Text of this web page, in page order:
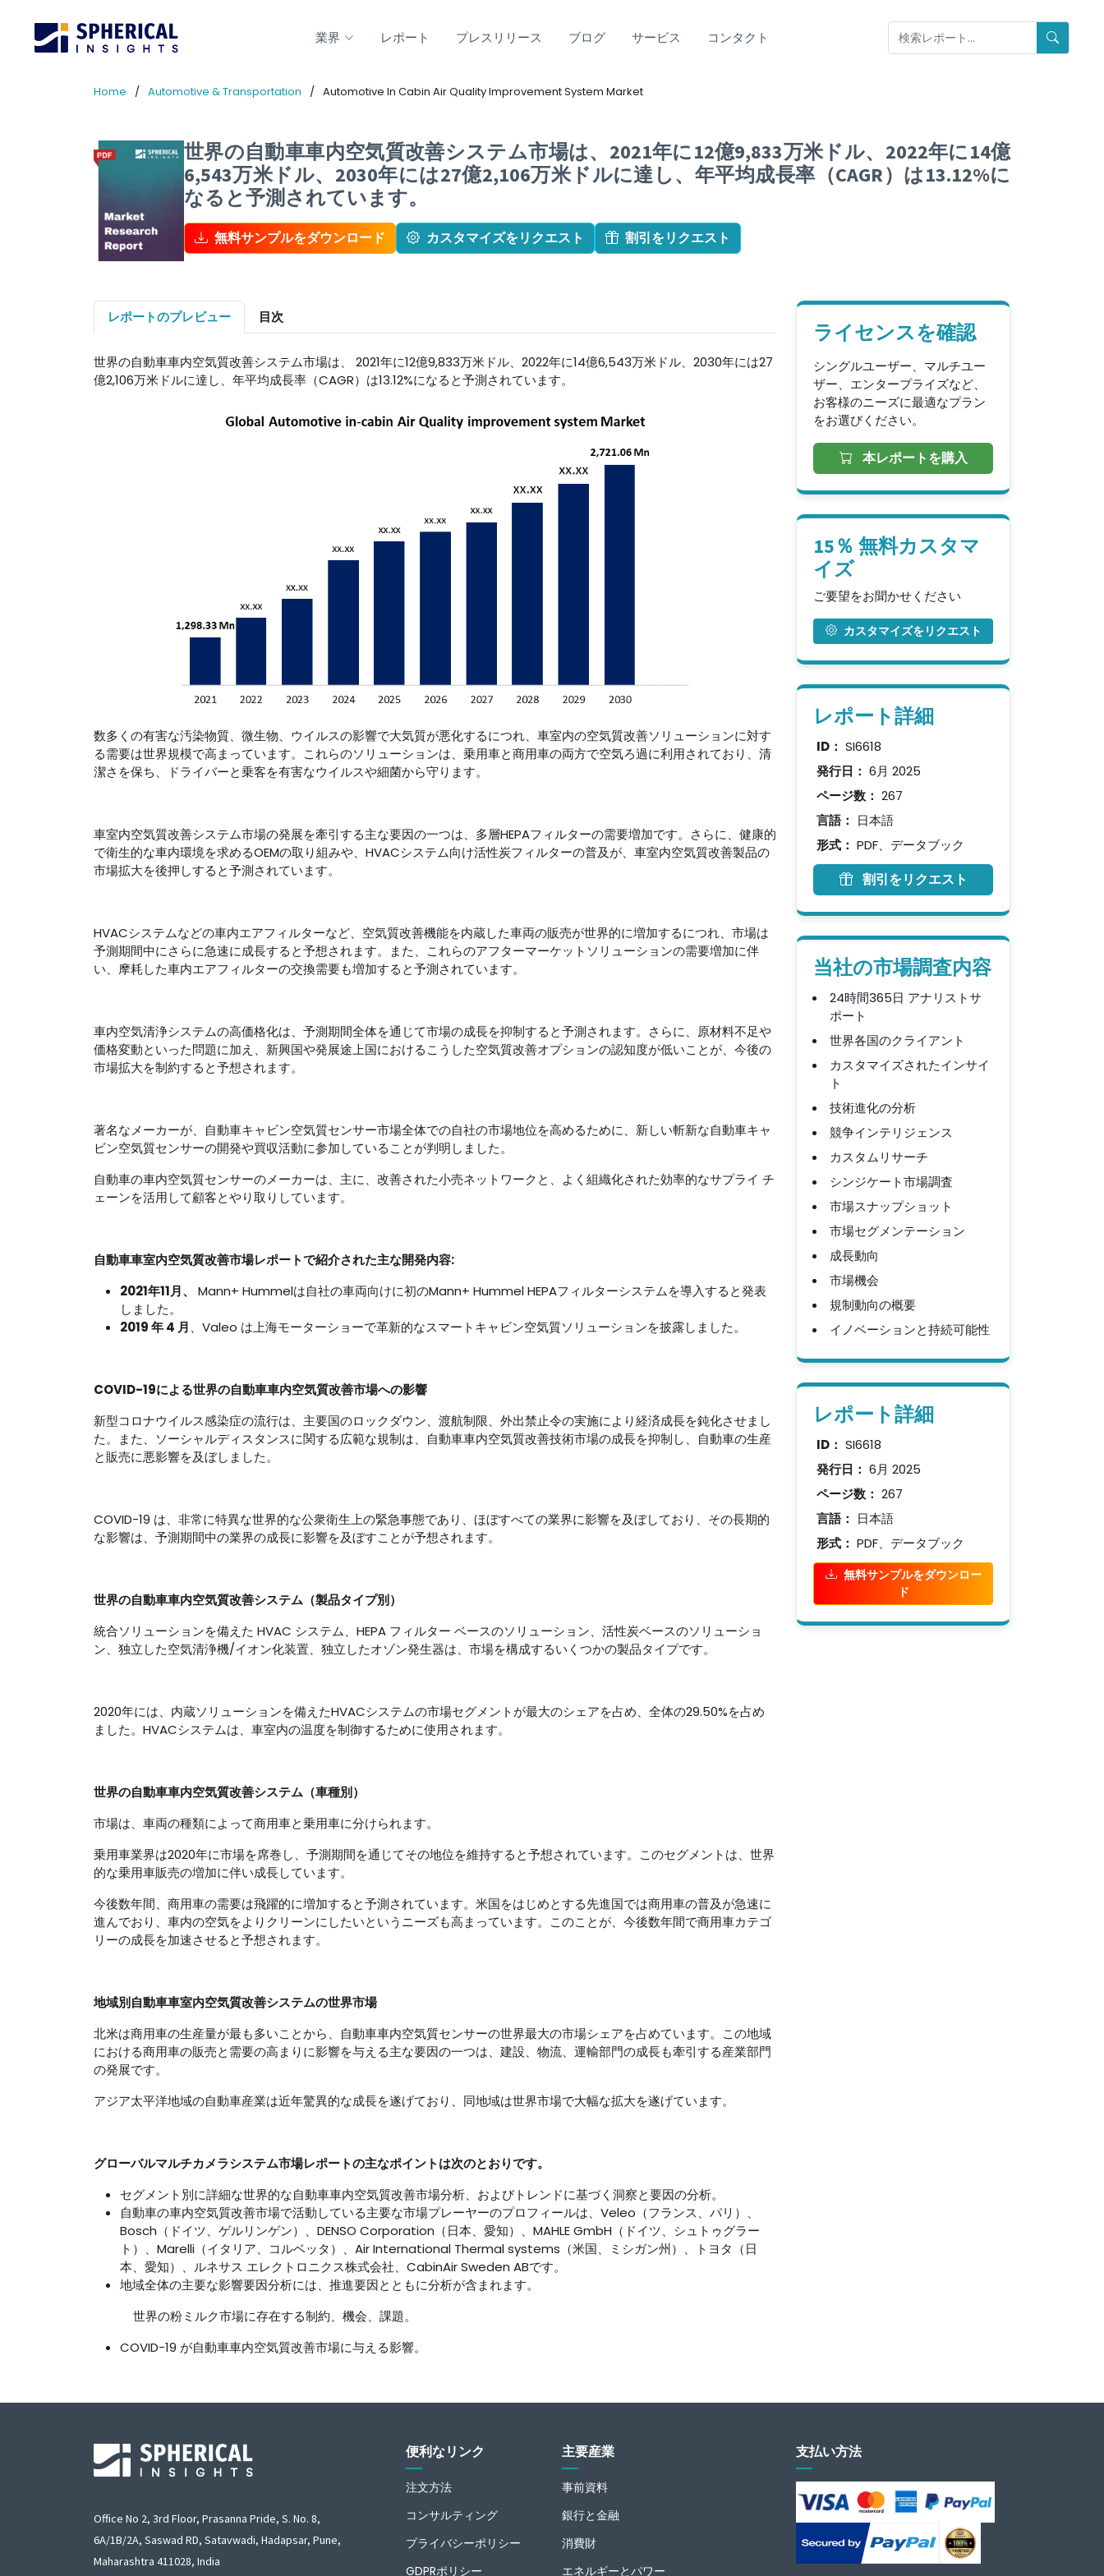
業界 レポート プレスリリース ブログ サービス コンタクト
Home Automotive & Transportation Automotive In Cabin Air Quality Improvement System Market
世界の自動車車内空気質改善システム市場は、2021年に12億9,833万米ドル、2022年に14億
6,543万米ドル、2030年には27億2,106万米ドルに達し、年平均成長率（CAGR）は13.12%に
なると予測されています。
無料サンプルをダウンロード カスタマイズをリクエスト 割引をリクエスト
レポートのプレビュー 目次
世界の自動車車内空気質改善システム市場は、 2021年に12億9,833万米ドル、2022年に14億6,543万米ドル、2030年には27
億2,106万米ドルに達し、年平均成長率（CAGR）は13.12%になると予測されています。
数多くの有害な汚染物質、微生物、ウイルスの影響で大気質が悪化するにつれ、車室内の空気質改善ソリューションに対す
る需要は世界規模で高まっています。これらのソリューションは、乗用車と商用車の両方で空気ろ過に利用されており、清
潔さを保ち、ドライバーと乗客を有害なウイルスや細菌から守ります。
車室内空気質改善システム市場の発展を牽引する主な要因の一つは、多層HEPAフィルターの需要増加です。さらに、健康的
で衛生的な車内環境を求めるOEMの取り組みや、HVACシステム向け活性炭フィルターの普及が、車室内空気質改善製品の
市場拡大を後押しすると予測されています。
HVACシステムなどの車内エアフィルターなど、空気質改善機能を内蔵した車両の販売が世界的に増加するにつれ、市場は
予測期間中にさらに急速に成長すると予想されます。また、これらのアフターマーケットソリューションの需要増加に伴
い、摩耗した車内エアフィルターの交換需要も増加すると予測されています。
車内空気清浄システムの高価格化は、予測期間全体を通じて市場の成長を抑制すると予測されます。さらに、原材料不足や
価格変動といった問題に加え、新興国や発展途上国におけるこうした空気質改善オプションの認知度が低いことが、今後の
市場拡大を制約すると予想されます。
著名なメーカーが、自動車キャビン空気質センサー市場全体での自社の市場地位を高めるために、新しい斬新な自動車キャ
ビン空気質センサーの開発や買収活動に参加していることが判明しました。
自動車の車内空気質センサーのメーカーは、主に、改善された小売ネットワークと、よく組織化された効率的なサプライ チ
ェーンを活用して顧客とやり取りしています。
自動車車室内空気質改善市場レポートで紹介された主な開発内容:
2021年11月、
Mann+ Hummelは自社の車両向けに初のMann+ Hummel HEPAフィルターシステムを導入すると発表
しました。
2019 年 4 月、Valeo は上海モーターショーで革新的なスマートキャビン空気質ソリューションを披露しました。
COVID-19による世界の自動車車内空気質改善市場への影響
新型コロナウイルス感染症の流行は、主要国のロックダウン、渡航制限、外出禁止令の実施により経済成長を鈍化させまし
た。また、ソーシャルディスタンスに関する広範な規制は、自動車車内空気質改善技術市場の成長を抑制し、自動車の生産
と販売に悪影響を及ぼしました。
COVID-19 は、非常に特異な世界的な公衆衛生上の緊急事態であり、ほぼすべての業界に影響を及ぼしており、その長期的
な影響は、予測期間中の業界の成長に影響を及ぼすことが予想されます。
世界の自動車車内空気質改善システム（製品タイプ別）
統合ソリューションを備えた HVAC システム、HEPA フィルター ベースのソリューション、活性炭ベースのソリューショ
ン、独立した空気清浄機/イオン化装置、独立したオゾン発生器は、市場を構成するいくつかの製品タイプです。
2020年には、内蔵ソリューションを備えたHVACシステムの市場セグメントが最大のシェアを占め、全体の29.50%を占め
ました。HVACシステムは、車室内の温度を制御するために使用されます。
世界の自動車車内空気質改善システム（車種別）
市場は、車両の種類によって商用車と乗用車に分けられます。
乗用車業界は2020年に市場を席巻し、予測期間を通じてその地位を維持すると予想されています。このセグメントは、世界
的な乗用車販売の増加に伴い成長しています。
今後数年間、商用車の需要は飛躍的に増加すると予測されています。米国をはじめとする先進国では商用車の普及が急速に
進んでおり、車内の空気をよりクリーンにしたいというニーズも高まっています。このことが、今後数年間で商用車カテゴ
リーの成長を加速させると予想されます。
地域別自動車車室内空気質改善システムの世界市場
北米は商用車の生産量が最も多いことから、自動車車内空気質センサーの世界最大の市場シェアを占めています。この地域
における商用車の販売と需要の高まりに影響を与える主な要因の一つは、建設、物流、運輸部門の成長も牽引する産業部門
の発展です。
アジア太平洋地域の自動車産業は近年驚異的な成長を遂げており、同地域は世界市場で大幅な拡大を遂げています。
グローバルマルチカメラシステム市場レポートの主なポイントは次のとおりです。
セグメント別に詳細な世界的な自動車車内空気質改善市場分析、およびトレンドに基づく洞察と要因の分析。
自動車の車内空気質改善市場で活動している主要な市場プレーヤーのプロフィールは、Veleo（フランス、パリ）、
Bosch（ドイツ、ゲルリンゲン）、DENSO Corporation（日本、愛知）、MAHLE GmbH（ドイツ、シュトゥグラー
ト）、Marelli（イタリア、コルベッタ）、Air International Thermal systems（米国、ミシガン州）、トヨタ（日
本、愛知）、ルネサス エレクトロニクス株式会社、CabinAir Sweden ABです。
地域全体の主要な影響要因分析には、推進要因とともに分析が含まれます。
世界の粉ミルク市場に存在する制約、機会、課題。
COVID-19 が自動車車内空気質改善市場に与える影響。
ライセンスを確認
シングルユーザー、マルチユー
ザー、エンタープライズなど、
お客様のニーズに最適なプラン
をお選びください。
本レポートを購入
15％ 無料カスタマ
イズ
ご要望をお聞かせください
カスタマイズをリクエスト
レポート詳細
ID： SI6618
発行日： 6月 2025
ページ数： 267
言語： 日本語
形式： PDF、データブック
割引をリクエスト
当社の市場調査内容
24時間365日 アナリストサ
ポート
世界各国のクライアント
カスタマイズされたインサイ
ト
技術進化の分析
競争インテリジェンス
カスタムリサーチ
シンジケート市場調査
市場スナップショット
市場セグメンテーション
成長動向
市場機会
規制動向の概要
イノベーションと持続可能性
レポート詳細
ID： SI6618
発行日： 6月 2025
ページ数： 267
言語： 日本語
形式： PDF、データブック
無料サンプルをダウンロー
ド
Office No 2, 3rd Floor, Prasanna Pride, S. No. 8,
6A/1B/2A, Saswad RD, Satavwadi, Hadapsar, Pune,
Maharashtra 411028, India
便利なリンク
注文方法
コンサルティング
プライバシーポリシー
GDPRポリシー
主要産業
事前資料
銀行と金融
消費財
エネルギーとパワー
支払い方法